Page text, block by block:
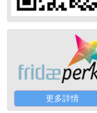
更多詳情